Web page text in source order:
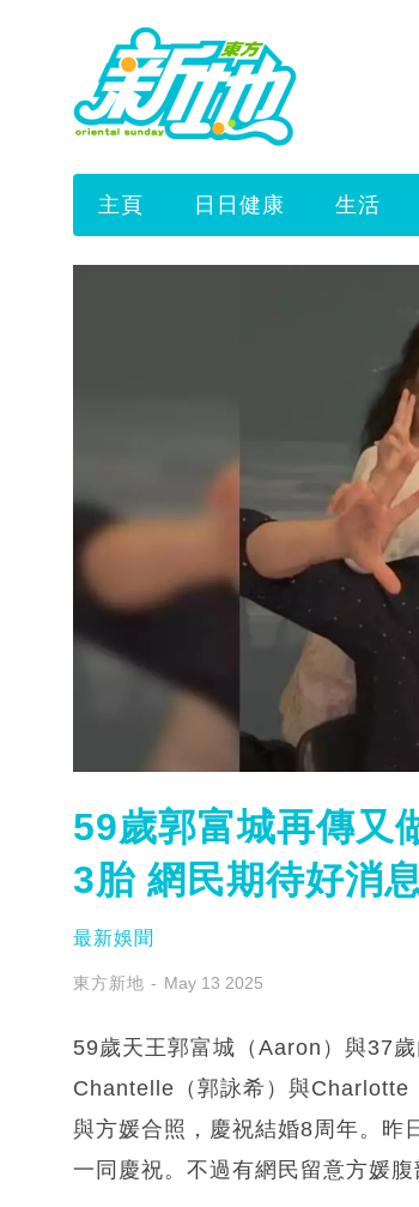
主頁 日日健康 生活
59歲郭富城再傳又
3胎 網民期待好消
最新娛聞
東方新地 May 13 2025
59歲天王郭富城（Aaron）與37
Chantelle（郭詠希）與Charlotte
與方媛合照，慶祝結婚8周年。昨
一同慶祝。不過有網民留意方媛